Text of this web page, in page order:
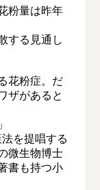
粉量は昨年
する見通し
花粉症。だ
ザがあると
を提唱する
微生物博士
書も持つ小